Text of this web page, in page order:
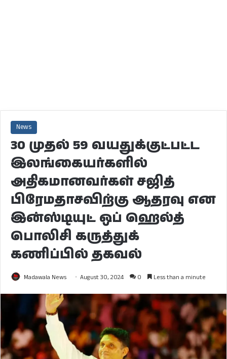
News
30 முதல் 59 வயதுக்குட்பட்ட
இலங்கையர்களில்
அதிகமானவர்கள் சஜித்
பிரேமதாசவிற்கு ஆதரவு என
இன்ஸ்டியுட் ஒப் ஹெல்த்
பொலிசி கருத்துக்
கணிப்பில் தகவல்
Madawala News August 30, 2024 0 Less than a minute